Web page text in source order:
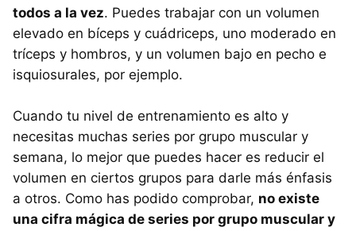
todos a la vez. Puedes trabajar con un volumen
elevado en bíceps y cuádriceps, uno moderado en
tríceps y hombros, y un volumen bajo en pecho e
isquiosurales, por ejemplo.
Cuando tu nivel de entrenamiento es alto y
necesitas muchas series por grupo muscular y
semana, lo mejor que puedes hacer es reducir el
volumen en ciertos grupos para darle más énfasis
a otros. Como has podido comprobar, no existe
una cifra mágica de series por grupo muscular y